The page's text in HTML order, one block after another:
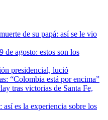
de su papá: así se le vio
de agosto: estos son los
presidencial, lució
“Colombia está por encima”
tras victorias de Santa Fe,
así es la experiencia sobre los